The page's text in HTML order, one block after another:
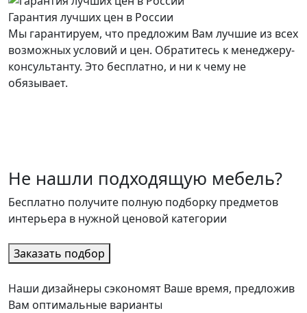
Гарантия лучших цен в России
Мы гарантируем, что предложим Вам лучшие из всех
возможных условий и цен. Обратитесь к менеджеру-
консультанту. Это бесплатно, и ни к чему не
обязывает.
Не нашли подходящую мебель?
Бесплатно получите полную подборку предметов
интерьера в нужной ценовой категории
Заказать подбор
Наши дизайнеры сэкономят Ваше время, предложив
Вам оптимальные варианты